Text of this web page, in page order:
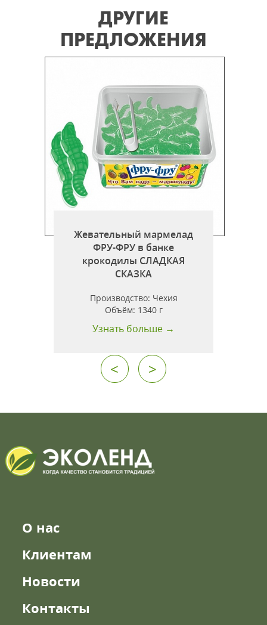
ДРУГИЕ
ПРЕДЛОЖЕНИЯ
Жевательный мармелад
ФРУ-ФРУ в банке
крокодилы СЛАДКАЯ
СКАЗКА
Производство: Чехия
Объём: 1340 г
Узнать больше →
< >
О нас
Клиентам
Новости
Контакты